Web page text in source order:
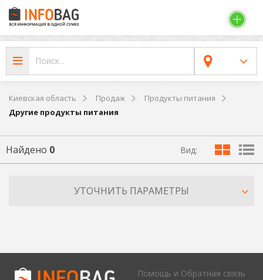
Киевская область Продаж
Продукты питания
Другие продукты питания
Найдено 0 Вид:
УТОЧНИТЬ ПАРАМЕТРЫ
Помощь и Обратная связь